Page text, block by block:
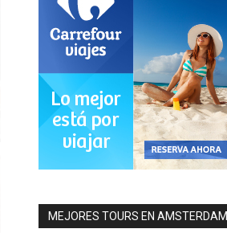
MEJORES TOURS EN AMSTERDAM